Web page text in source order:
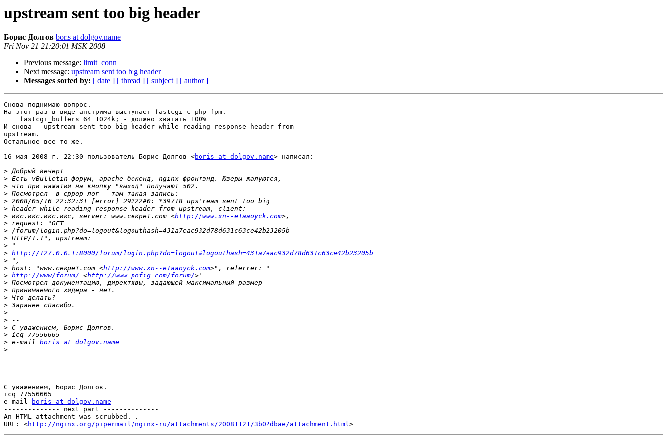
upstream sent too big header
Борис Долгов boris at dolgov.name
Fri Nov 21 21:20:01 MSK 2008
Previous message: limit_conn
Next message: upstream sent too big header
Messages sorted by: [ date ] [ thread ] [ subject ] [ author ]
Снова поднимаю вопрос.
На этот раз в виде апстрима выступает fastcgi с php-fpm.
    fastcgi_buffers 64 1024k; - должно хватать 100%
И снова - upstream sent too big header while reading response header from
upstream.
Остальное все то же.
16 мая 2008 г. 22:30 пользователь Борис Долгов <boris at dolgov.name> написал:
>
>
>
>
>
>
> икс.икс.икс.икс, server: www.секрет.com <http://www.xn--e1aaoyck.com
>
>
>
>
> http://127.0.0.1:8000/forum/login.php?do=logout&logouthash=431a7eac932d78d631c63ce42b23205b
>
> host: "www.секрет.com <http://www.xn--e1aaoyck.com
> http://www/forum/ <http://www.pofig.com/forum/
>
>
>
>
>
>
>
>
> e-mail boris at dolgov.name
>
--
С уважением, Борис Долгов.
icq 77556665
e-mail
boris at dolgov.name
-------------- next part --------------
An HTML attachment was scrubbed...
URL: <http://nginx.org/pipermail/nginx-ru/attachments/20081121/3b02dbae/attachment.html